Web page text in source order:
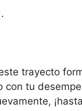
trayecto
con tu